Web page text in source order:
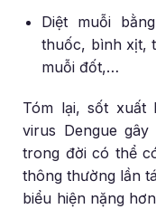
Diệt muỗi
thuốc, bình xịt,
muỗi đốt,…
Tóm lại, sốt xuất
virus Dengue
trong đời có thể
thông thường lần
biểu hiện nặng